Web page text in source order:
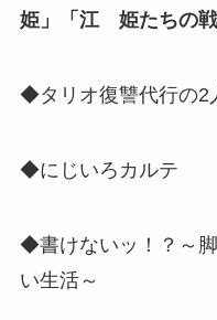
姫」「江 姫たちの
◆タリオ復讐代行の2
◆にじいろカルテ
◆書けないッ！？～
い生活～